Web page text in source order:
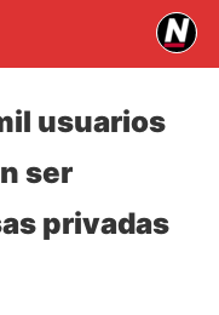
usuarios
ser
privadas